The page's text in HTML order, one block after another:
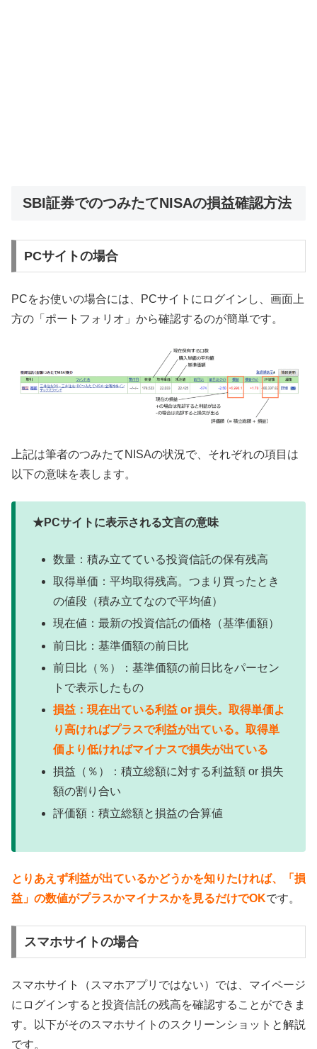
SBI証券でのつみたてNISAの損益確認方法
PCサイトの場合
PCをお使いの場合には、PCサイトにログインし、画面上
方の「ポートフォリオ」から確認するのが簡単です。
上記は筆者のつみたてNISAの状況で、それぞれの項目は
以下の意味を表します。
★PCサイトに表示される文言の意味
数量：積み立てている投資信託の保有残高
取得単価：平均取得残高。つまり買ったとき
の値段（積み立てなので平均値）
現在値：最新の投資信託の価格（基準価額）
前日比：基準価額の前日比
前日比（％）：基準価額の前日比をパーセン
トで表示したもの
損益：現在出ている利益 or 損失。取得単価よ
り高ければプラスで利益が出ている。取得単
価より低ければマイナスで損失が出ている
損益（％）：積立総額に対する利益額 or 損失
額の割り合い
評価額：積立総額と損益の合算値
とりあえず利益が出ているかどうかを知りたければ、「損
益」の数値がプラスかマイナスかを見るだけでOKです。
スマホサイトの場合
スマホサイト（スマホアプリではない）では、マイページ
にログインすると投資信託の残高を確認することができま
す。以下がそのスマホサイトのスクリーンショットと解説
です。